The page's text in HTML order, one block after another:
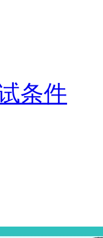
条件